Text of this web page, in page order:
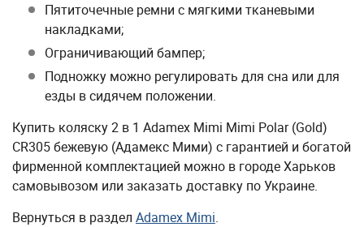
Пятиточечные ремни с мягкими тканевыми
накладками;
Ограничивающий бампер;
Подножку можно регулировать для сна или для
езды в сидячем положении.
Купить коляску 2 в 1 Adamex Mimi Mimi Polar (Gold)
CR305 бежевую (Адамекс Мими) с гарантией и богатой
фирменной комплектацией можно в городе Харьков
самовывозом или заказать доставку по Украине.
Вернуться в раздел Adamex Mimi.